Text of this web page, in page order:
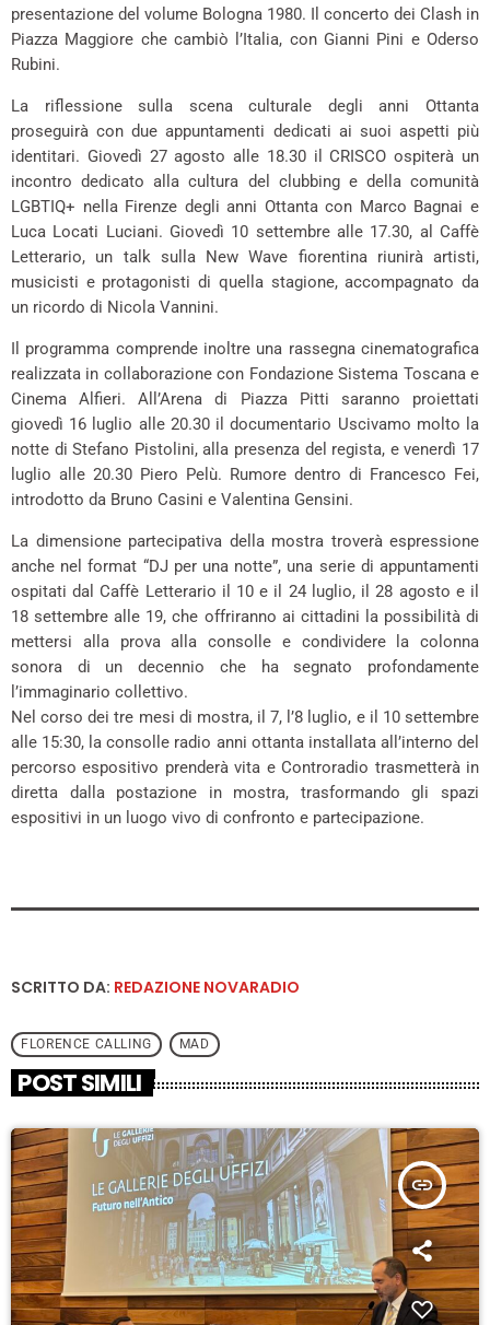
presentazione del volume Bologna 1980. Il concerto dei Clash in
Piazza Maggiore che cambiò l’Italia, con Gianni Pini e Oderso
Rubini.
La riflessione sulla scena culturale degli anni Ottanta
proseguirà con due appuntamenti dedicati ai suoi aspetti più
identitari. Giovedì 27 agosto alle 18.30 il CRISCO ospiterà un
incontro dedicato alla cultura del clubbing e della comunità
LGBTIQ+ nella Firenze degli anni Ottanta con Marco Bagnai e
Luca Locati Luciani. Giovedì 10 settembre alle 17.30, al Caffè
Letterario, un talk sulla New Wave fiorentina riunirà artisti,
musicisti e protagonisti di quella stagione, accompagnato da
un ricordo di Nicola Vannini.
Il programma comprende inoltre una rassegna cinematografica
realizzata in collaborazione con Fondazione Sistema Toscana e
Cinema Alfieri. All’Arena di Piazza Pitti saranno proiettati
giovedì 16 luglio alle 20.30 il documentario Uscivamo molto la
notte di Stefano Pistolini, alla presenza del regista, e venerdì 17
luglio alle 20.30 Piero Pelù. Rumore dentro di Francesco Fei,
introdotto da Bruno Casini e Valentina Gensini.
La dimensione partecipativa della mostra troverà espressione
anche nel format “DJ per una notte”, una serie di appuntamenti
ospitati dal Caffè Letterario il 10 e il 24 luglio, il 28 agosto e il
18 settembre alle 19, che offriranno ai cittadini la possibilità di
mettersi alla prova alla consolle e condividere la colonna
sonora di un decennio che ha segnato profondamente
l’immaginario collettivo.
Nel corso dei tre mesi di mostra, il 7, l’8 luglio, e il 10 settembre
alle 15:30, la consolle radio anni ottanta installata all’interno del
percorso espositivo prenderà vita e Controradio trasmetterà in
diretta dalla postazione in mostra, trasformando gli spazi
espositivi in un luogo vivo di confronto e partecipazione.
SCRITTO DA: REDAZIONE NOVARADIO
FLORENCE CALLING MAD
POST SIMILI
insert_link